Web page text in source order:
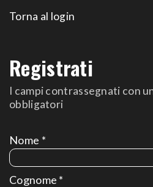
Torna al login
Registrati
I campi contrassegnati con
obbligatori
Nome *
Cognome *